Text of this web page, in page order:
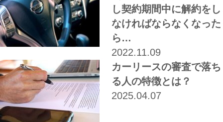
し契約期間中に解約をし
なければならなくなった
ら…
2022.11.09
カーリースの審査で落ち
る人の特徴とは？
2025.04.07